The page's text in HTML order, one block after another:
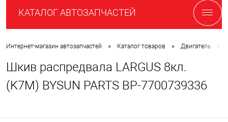
КАТАЛОГ АВТОЗАПЧАСТЕЙ
Интернет-магазин автозапчастей • Каталог товаров • Двигатель
Шкив распредвала LARGUS 8кл.
(K7M) BYSUN PARTS BP-7700739336